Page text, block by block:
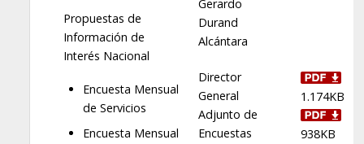
Propuestas de
Información de
Interés Nacional
Encuesta Mensual
de Servicios
Encuesta Mensual
Gerardo
Durand
Alcántara
1.174KB
938KB
Director
General
Adjunto de
Encuestas